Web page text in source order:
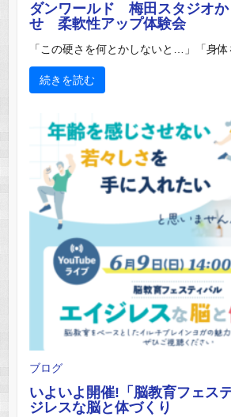
ダンワールド 梅田スタジオか
せ 柔軟性アップ体験会
「この硬さを何とかしないと…」「身
続きを読む
ブログ
いよいよ開催!「脳教育フェス
ジレスな脳と体づくり